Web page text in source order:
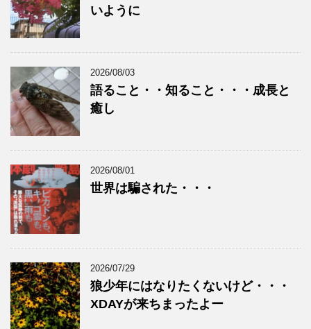
いように
2026/08/03
語ること・・知ること・・・成長と
癒し
2026/08/01
世界は騙された・・・
2026/07/29
狼少年にはなりたくないけど・・・
XDAYが来ちまったよー